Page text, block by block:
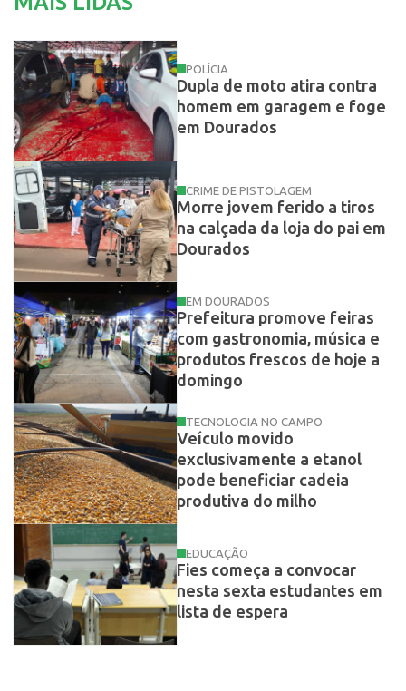
POLÍCIA
Dupla de moto atira contra
homem em garagem e foge
em Dourados
CRIME DE PISTOLAGEM
Morre jovem ferido a tiros
na calçada da loja do pai em
Dourados
EM DOURADOS
Prefeitura promove feiras
com gastronomia, música e
produtos frescos de hoje a
domingo
TECNOLOGIA NO CAMPO
Veículo movido
exclusivamente a etanol
pode beneficiar cadeia
produtiva do milho
EDUCAÇÃO
Fies começa a convocar
nesta sexta estudantes em
lista de espera